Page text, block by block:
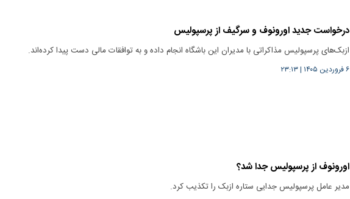
درخواست جدید اورونوف و سرگیف از پرسپولیس
ازبک‌های پرسپولیس مذاکراتی با مدیران این باشگاه انجام داده و به توافقات مالی دست پیدا کرده‌اند.
۶ فروردین ۱۴۰۵ |۲۳:۱۳
اورونوف از پرسپولیس جدا شد؟
مدیر عامل پرسپولیس جدایی ستاره ازبک را تکذیب کرد.